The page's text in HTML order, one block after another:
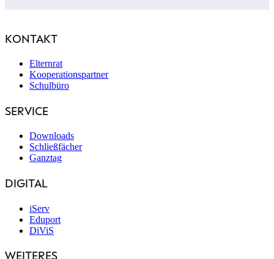
KONTAKT
Elternrat
Kooperationspartner
Schulbüro
SERVICE
Downloads
Schließfächer
Ganztag
DIGITAL
iServ
Eduport
DiViS
WEITERES